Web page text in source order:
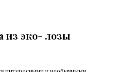
из эко- лозы